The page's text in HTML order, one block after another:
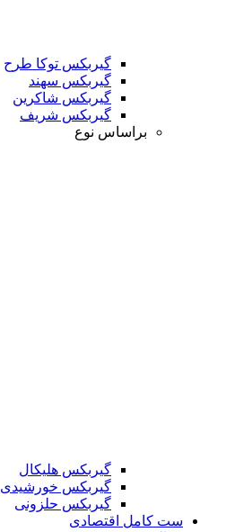
گیربکس توکا طرح
گیربکس سهند
گیربکس شاکرین
گیربکس شریف
براساس نوع
گیربکس هلیکال
گیربکس خورشیدی
گیربکس حلزونی
ست کامل اقتصادی